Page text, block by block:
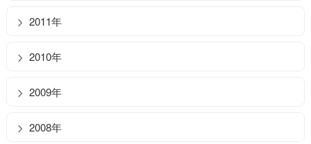
2011年
2010年
2009年
2008年